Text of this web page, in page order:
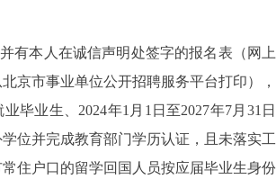
有本人在诚信声明处签字的报名表（网上
京市事业单位公开招聘服务平台打印），
毕业生、2024年1月1日至2027年7月31日
位并完成教育部门学历认证，且未落实工
住户口的留学回国人员按应届毕业生身份